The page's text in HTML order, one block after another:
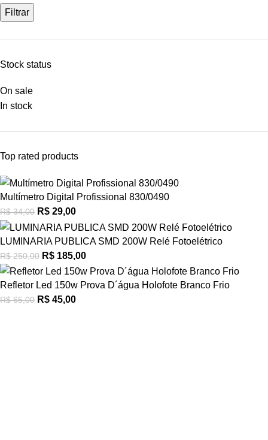
Filtrar
Stock status
On sale
In stock
Top rated products
Multímetro Digital Profissional 830/0490
R$34,00 R$ 29,00
LUMINARIA PUBLICA SMD 200W Relé Fotoelétrico
R$250,00 R$ 185,00
Refletor Led 150w Prova D´água Holofote Branco Frio
R$65,00 R$ 45,00